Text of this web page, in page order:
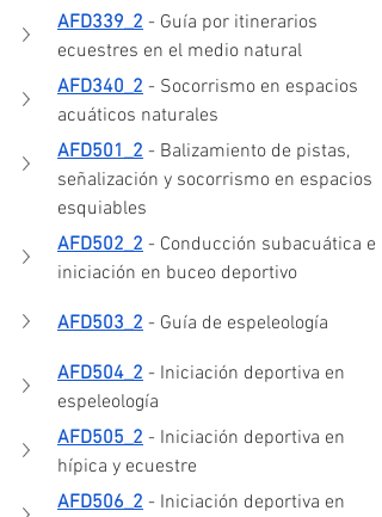
AFD339_2 - Guía por itinerarios
ecuestres en el medio natural
AFD340_2 - Socorrismo en espacios
acuáticos naturales
AFD501_2 - Balizamiento de pistas,
señalización y socorrismo en espacios
esquiables
AFD502_2 - Conducción subacuática e
iniciación en buceo deportivo
AFD503_2 - Guía de espeleología
AFD504_2 - Iniciación deportiva en
espeleología
AFD505_2 - Iniciación deportiva en
hípica y ecuestre
AFD506_2 - Iniciación deportiva en